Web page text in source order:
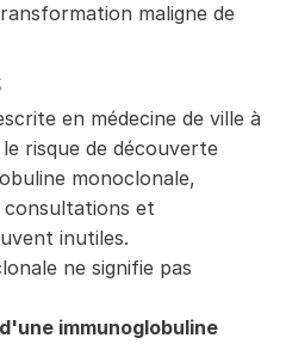
maligne de
en médecine de ville à
risque de découverte
monoclonale,
consultations et
inutiles.
ne signifie pas
immunoglobuline